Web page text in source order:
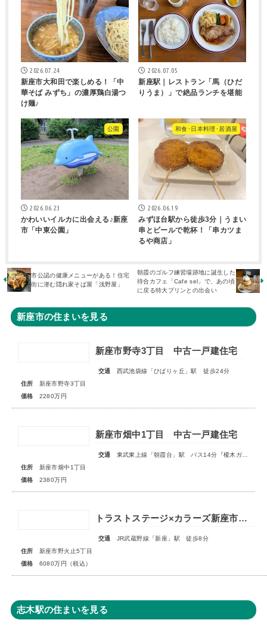
2026.07.24
新座市大和田で楽しめる！「中
華そば みずち」の濃厚鶏白湯つ
け麺♪
2026.07.05
新座駅｜レストラン「馬（ひだ
りうま）」で絶品ランチを堪能
公園
2026.06.23
かわいいイルカに出会える♪新座
市「中東公園」
和食･日本料理･居酒屋
2026.06.19
みずほ台駅から徒歩3分｜うまい
串とビールで乾杯！「串カツま
るや商店」
市公認の健康メニューがある！住宅
街に潜む隠れ家そば屋「浅野屋」
朝霞のゴルフ練習場跡地に誕生した
待合カフェ「Cafe sel」で、あの頃
に戻る特大プリンとの出会い
新座市の住まいを見る
新座市野寺3丁目 中古一戸建住宅
交通
西武池袋線「ひばりヶ丘」駅 徒歩24分
住所
新座市野寺3丁目
価格
2280万円
新座市畑中1丁目 中古一戸建住宅
交通
東武東上線「朝霞台」駅 バス14分『榎木ガード』停歩2分
住所
新座市畑中1丁目
価格
2380万円
トラストステージ×カラーズ新座市野火止5丁目46期 全12棟◆最終１棟◆
交通
JR武蔵野線「新座」駅 徒歩8分
住所
新座市野火止5丁目
価格
6080万円（税込）
志木駅の住まいを見る